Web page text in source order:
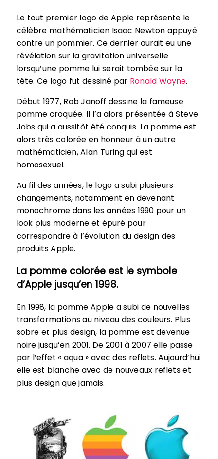
Le tout premier logo de Apple représente le
célèbre mathématicien Isaac Newton appuyé
contre un pommier. Ce dernier aurait eu une
révélation sur la gravitation universelle
lorsqu’une pomme lui serait tombée sur la
tête. Ce logo fut dessiné par Ronald Wayne.
Début 1977, Rob Janoff dessine la fameuse
pomme croquée. Il l’a alors présentée à Steve
Jobs qui a aussitôt été conquis. La pomme est
alors très colorée en honneur à un autre
mathématicien, Alan Turing qui est
homosexuel.
Au fil des années, le logo a subi plusieurs
changements, notamment en devenant
monochrome dans les années 1990 pour un
look plus moderne et épuré pour
correspondre à l’évolution du design des
produits Apple.
La pomme colorée est le symbole
d’Apple jusqu’en 1998.
En 1998, la pomme Apple a subi de nouvelles
transformations au niveau des couleurs. Plus
sobre et plus design, la pomme est devenue
noire jusqu’en 2001. De 2001 à 2007 elle passe
par l’effet « aqua » avec des reflets. Aujourd’hui
elle est blanche avec de nouveaux reflets et
plus design que jamais.